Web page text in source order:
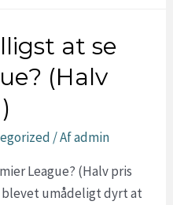
at se
(Halv
/ Afadmin
League? (Halv pris
blevet umådeligt dyrt at